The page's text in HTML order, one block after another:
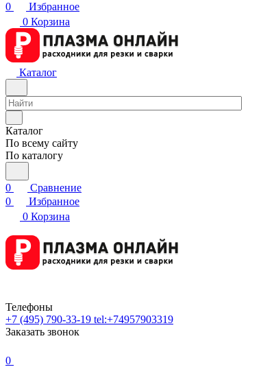
0
Избранное
0 Корзина
Каталог
Каталог
По всему сайту
По каталогу
0
Сравнение
0
Избранное
0 Корзина
Телефоны
+7 (495) 790-33-19 tel:+74957903319
Заказать звонок
0